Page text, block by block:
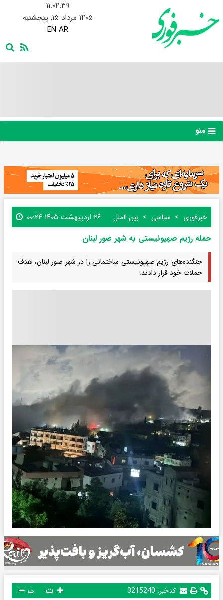
۱۱:۰۴:۴۰
۱۴۰۵ مرداد ۱۵, پنجشنبه
EN AR
منو
خبرفوری سیاسی بین الملل ۲۶ اردیبهشت ۱۴۰۵ ۰۰:۲۴
حمله رژیم صهیونیستی به شهر صور لبنان
جنگنده‌های رژیم صهیونیستی ساختمانی را در شهر صور لبنان، هدف
حملات خود قرار دادند.
کدخبر: 3215240 ت